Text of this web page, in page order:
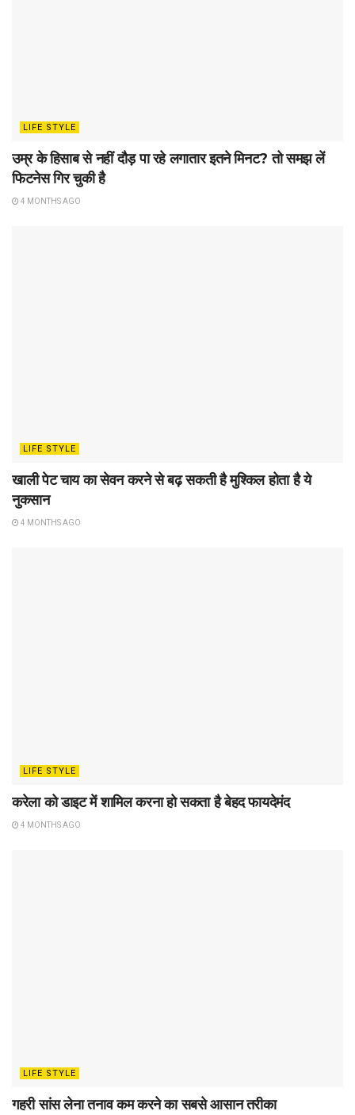
LIFE STYLE
उम्र के हिसाब से नहीं दौड़ पा रहे लगातार इतने मिनट? तो समझ लें
फिटनेस गिर चुकी है
4 MONTHS AGO
LIFE STYLE
खाली पेट चाय का सेवन करने से बढ़ सकती है मुश्किल होता है ये
नुकसान
4 MONTHS AGO
LIFE STYLE
करेला को डाइट में शामिल करना हो सकता है बेहद फायदेमंद
4 MONTHS AGO
LIFE STYLE
गहरी सांस लेना तनाव कम करने का सबसे आसान तरीका